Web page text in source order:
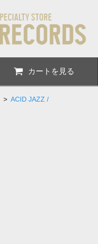
カートを見る
> ACID JAZZ /